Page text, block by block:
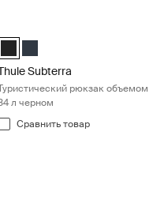
(selected)
Thule Subterra Travel backpack
Thule Subterra Travel
Subterra
рюкзак объемом
л черном
Сравнить товар
ЧёрныйMineral (selected)